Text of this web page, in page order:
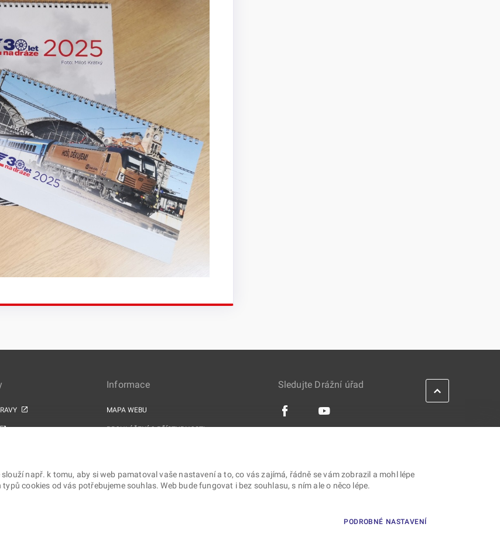
Informace
MAPA WEBU
PROHLÁŠENÍ O PŘÍSTUPNOSTI
Sledujte Drážní úřad
např. k tomu, aby si web pamatoval vaše nastavení a to, co vás zajímá, řádně se vám zobrazil a mohl lépe
cookies od vás potřebujeme souhlas. Web bude fungovat i bez souhlasu, s ním ale o něco lépe.
PODROBNÉ NASTAVENÍ